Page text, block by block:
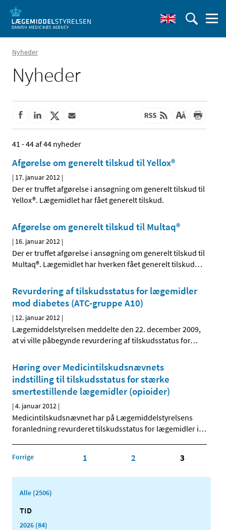
Nyheder
Nyheder
41 - 44 af 44 nyheder
Afgørelse om generelt tilskud til Yellox®
| 17. januar 2012 |
Der er truffet afgørelse i ansøgning om generelt tilskud til
Yellox®. Lægemidlet har fået generelt tilskud.
Afgørelse om generelt tilskud til Multaq®
| 16. januar 2012 |
Der er truffet afgørelse i ansøgning om generelt tilskud til
Multaq®. Lægemidlet har hverken fået generelt tilskud…
Revurdering af tilskudsstatus for lægemidler
mod diabetes (ATC-gruppe A10)
| 12. januar 2012 |
Lægemiddelstyrelsen meddelte den 22. december 2009,
at vi ville påbegynde revurdering af tilskudsstatus for…
Høring over Medicintilskudsnævnets
indstilling til tilskudsstatus for stærke
smertestillende lægemidler (opioider)
|4. januar 2012 |
Medicintilskudsnævnet har på Lægemiddelstyrelsens
foranledning revurderet tilskudsstatus for lægemidler i…
Forrige 1 2 3
Alle (2506)
TID
2026 (84)